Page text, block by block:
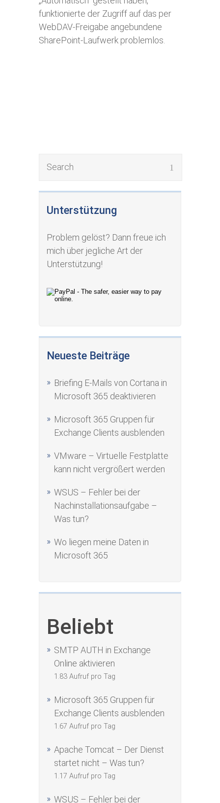
funktionierte der Zugriff auf das per
WebDAV-Freigabe angebundene
SharePoint-Laufwerk problemlos.
Unterstützung
Problem gelöst? Dann freue ich
mich über jegliche Art der
Unterstützung!
Neueste Beiträge
Briefing E-Mails von Cortana in
Microsoft 365 deaktivieren
Microsoft 365 Gruppen für
Exchange Clients ausblenden
VMware – Virtuelle Festplatte
kann nicht vergrößert werden
WSUS – Fehler bei der
Nachinstallationsaufgabe –
Was tun?
Wo liegen meine Daten in
Microsoft 365
Beliebt
SMTP AUTH in Exchange
Online aktivieren
1.83 Aufruf pro Tag
Microsoft 365 Gruppen für
Exchange Clients ausblenden
1.67 Aufruf pro Tag
Apache Tomcat – Der Dienst
startet nicht – Was tun?
1.17 Aufruf pro Tag
WSUS – Fehler bei der